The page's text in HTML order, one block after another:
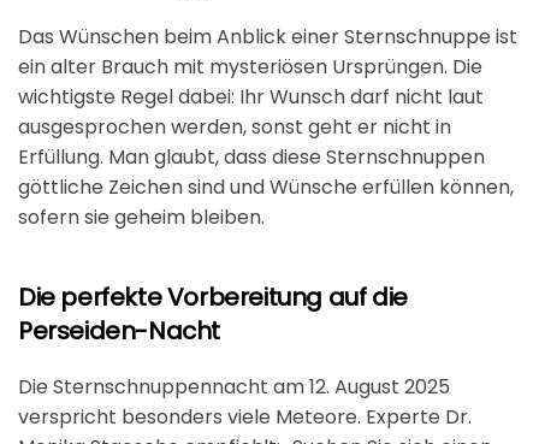
Das Wünschen beim Anblick einer Sternschnuppe ist
ein alter Brauch mit mysteriösen Ursprüngen. Die
wichtigste Regel dabei: Ihr Wunsch darf nicht laut
ausgesprochen werden, sonst geht er nicht in
Erfüllung. Man glaubt, dass diese Sternschnuppen
göttliche Zeichen sind und Wünsche erfüllen können,
sofern sie geheim bleiben.
Die perfekte Vorbereitung auf die
Perseiden-Nacht
Die Sternschnuppennacht am 12. August 2025
verspricht besonders viele Meteore. Experte Dr.